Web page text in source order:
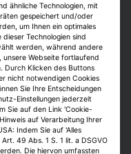
passen: Menschen,
Gestaltungswillen
denen es am
Tag mit qualitativ
zu begeistern!
ähnliche Technologien, mit
gespeichert und/oder
um Ihnen ein optimales
Technologien sind
werden, während andere
Webseite fortlaufend
Durch Klicken des Buttons
nicht notwendigen Cookies
Sie Ihre Entscheidungen
Einstellungen jederzeit
Sie auf den Link 'Cookie-
auf Verarbeitung Ihrer
Indem Sie auf 'Alles
49 Abs. 1 S. 1 lit. a DSGVO
Die hiervon umfassten